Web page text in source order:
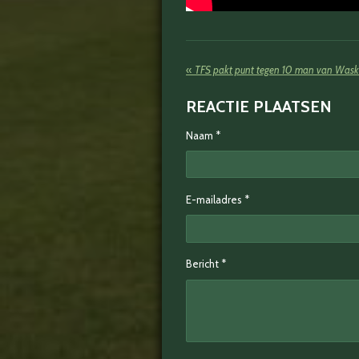
« TFS pakt punt tegen 10 man van
REACTIE PLAATSEN
Naam *
E-mailadres *
Bericht *